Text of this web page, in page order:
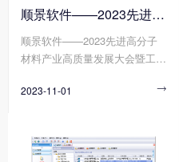
强，绿色、智能、可持续的生产
方式已经成为新材料产业发展的
重要趋势。在这个背景下，顺景
软件作为一家专注于做新材料产
技术和解决方案，参加了第四届
顺景软件——2023先进高分子材料产业高质量发展大会暨工程塑料产业创新大会
顺景软件——2023先进高分子
材料产业高质量发展大会暨工程
2023-11-01 